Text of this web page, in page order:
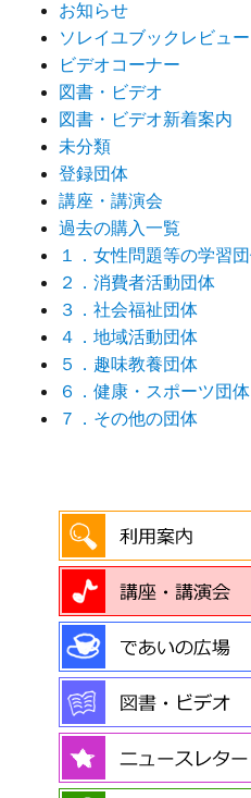
お知らせ
ソレイユブックレビュー
ビデオコーナー
図書・ビデオ
図書・ビデオ新着案内
未分類
登録団体
講座・講演会
過去の購入一覧
１．女性問題等の学習
２．消費者活動団体
３．社会福祉団体
４．地域活動団体
５．趣味教養団体
６．健康・スポーツ団体
７．その他の団体